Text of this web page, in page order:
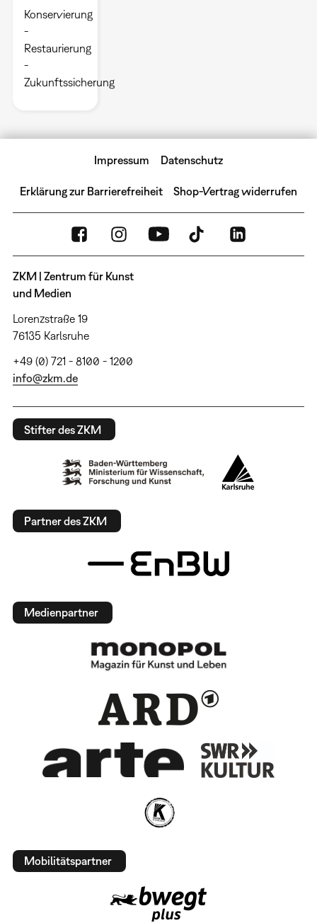
Konservierung
-
Restaurierung
-
Zukunftssicherung
Impressum Datenschutz
Erklärung zur Barrierefreiheit Shop-Vertrag widerrufen
ZKM | Zentrum für Kunst
und Medien
Lorenzstraße 19
76135 Karlsruhe
+49 (0) 721 - 8100 - 1200
info@zkm.de
Stifter des ZKM
Partner des ZKM
Medienpartner
Mobilitätspartner